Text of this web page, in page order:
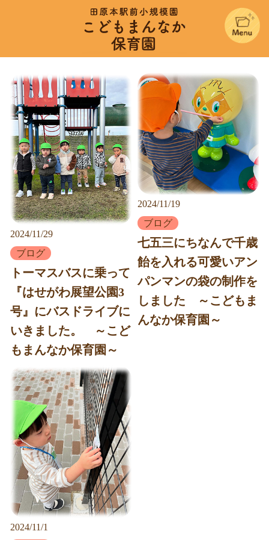
こどもまん
2024/11/29
ブログ
トーマスバスに乗って
『はせがわ展望公園3
号』にバスドライブに
いきました。 ～こど
もまんなか保育園～
2024/11/19
ブログ
七五三にちなんで千歳
飴を入れる可愛いアン
パンマンの袋の制作を
しました ～こどもま
んなか保育園～
2024/11/1